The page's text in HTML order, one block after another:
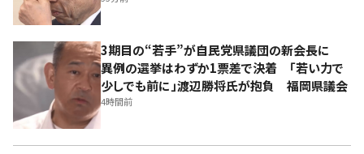
3期目の“若手”が自民党県議団の新会長に
異例の選挙はわずか1票差で決着 「若い力で
少しでも前に」渡辺勝将氏が抱負 福岡県議会
4時間前